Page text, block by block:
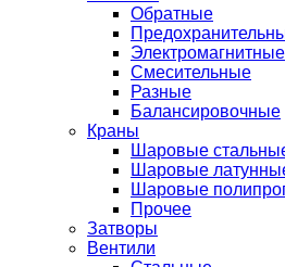
Обратные
Электромагнитные
Смесительные
Разные
Балансировочные
Краны
Шаровые
Шаровые
Шаровые
Прочее
Затворы
Вентили